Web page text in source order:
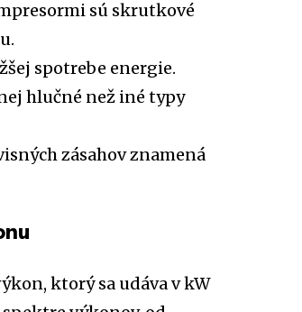
sú skrutkové
spotrebe energie.
hlučné než iné typy
zásahov znamená
ktorý sa udáva v kW